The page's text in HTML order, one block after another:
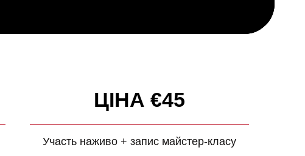
ЦІНА €45
Участь наживо + запис майстер-класу